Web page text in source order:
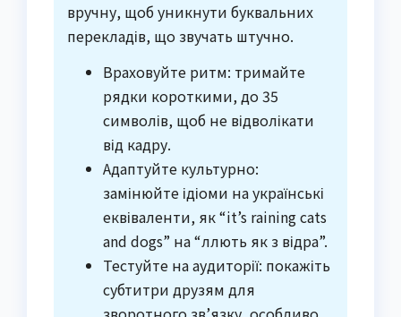
вручну, щоб уникнути буквальних
перекладів, що звучать штучно.
Враховуйте ритм: тримайте
рядки короткими, до 35
символів, щоб не відволікати
від кадру.
Адаптуйте культурно:
замінюйте ідіоми на українські
еквіваленти, як “it’s raining cats
and dogs” на “ллють як з відра”.
Тестуйте на аудиторії: покажіть
субтитри друзям для